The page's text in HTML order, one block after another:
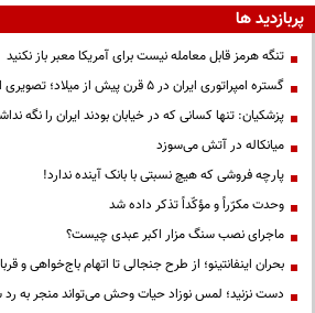
پربازدید ها
تنگه هرمز قابل معامله نیست برای آمریکا معبر باز نکنید
گستره امپراتوری ایران در ۵ قرن پیش از میلاد؛ تصویری از ایران ۲۵ قرن پیش
پزشکیان: تنها کسانی که در خیابان بودند ایران را نگه
میانکاله در آتش می‌سوزد
پارچه فروشی که هیچ نسبتی با بانک آینده ندارد!
وحدت مکرّراً و مؤکّداً تذکر داده شد
ماجرای نصب سنگ مزار اکبر عبدی چیست؟
بحران اینفانتینو؛ از طرح جنجالی تا اتهام باج‌خواهی و
دست نزنید؛ لمس نوزاد حیات وحش می‌تواند منجر به